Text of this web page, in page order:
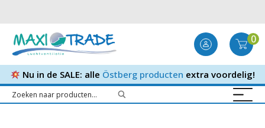
0
Nu in de SALE: alle Östberg producten extra voordelig!